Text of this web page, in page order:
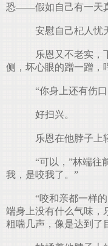
恐——假如自己有一天
安慰自己杞人忧
乐恩又不老实，
侧，坏心眼的蹭一蹭，
“你身上还有伤口
好扫兴。
乐恩在他脖子上
“可以，”林端往
我，是咬我了。”
“咬和亲都一样
端身上没有什么气味，
粗喘几声，像是达到了